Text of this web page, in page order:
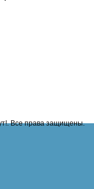
Все права защищены.